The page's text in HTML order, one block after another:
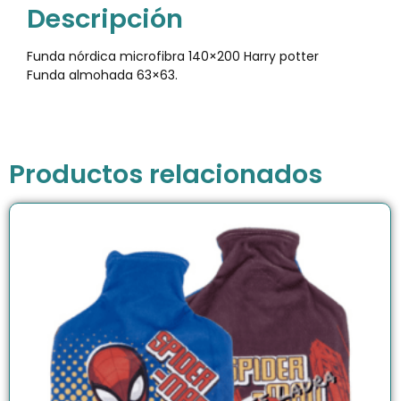
Descripción
Funda nórdica microfibra 140×200 Harry potter
Funda almohada 63×63.
Productos relacionados